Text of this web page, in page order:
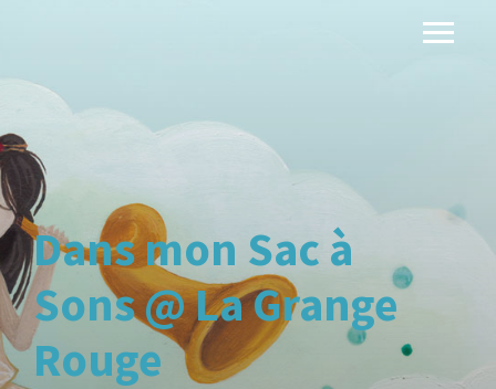
Dans mon Sac à
Sons @ La Grange
Rouge